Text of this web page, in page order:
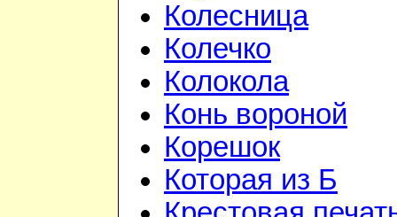
Колесница
Колечко
Колокола
Конь вороной
Корешок
Которая из Б